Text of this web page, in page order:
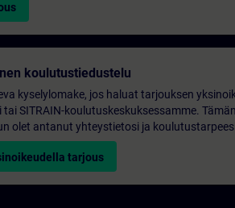
koulutustiedustelu
kyselylomake, jos haluat tarjouksen
SITRAIN-koulutuskeskuksessamme.
olet antanut yhteystietosi ja
tarjous